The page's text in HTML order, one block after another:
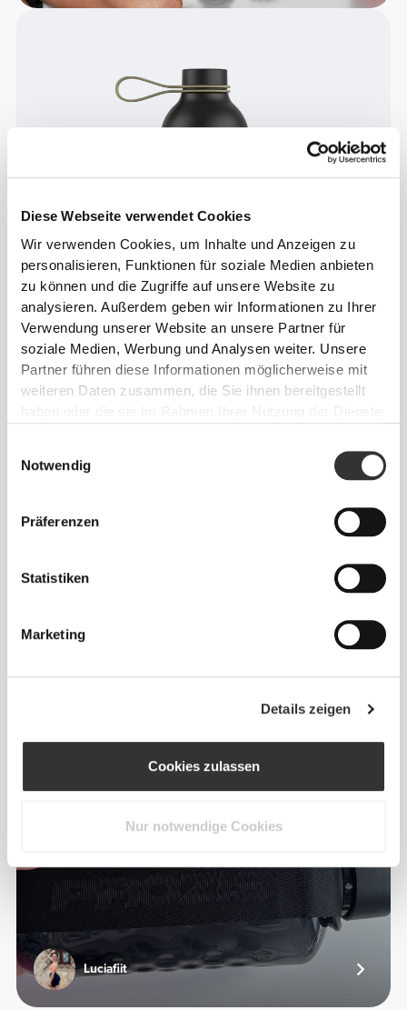
Diese Webseite verwendet Cookies
Wir verwenden Cookies, um Inhalte und Anzeigen zu
personalisieren, Funktionen für soziale Medien anbieten
zu können und die Zugriffe auf unsere Website zu
analysieren. Außerdem geben wir Informationen zu Ihrer
Verwendung unserer Website an unsere Partner für
soziale Medien, Werbung und Analysen weiter. Unsere
Partner führen diese Informationen möglicherweise mit
weiteren Daten zusammen, die Sie ihnen bereitgestellt
Notwendig
Präferenzen
Statistiken
Marketing
Details zeigen
Cookies zulassen
Nur notwendige Cookies
Alles
Luciafiit